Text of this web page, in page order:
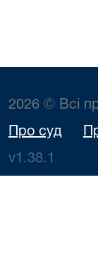
2026 © Всі
Про суд
v1.38.1